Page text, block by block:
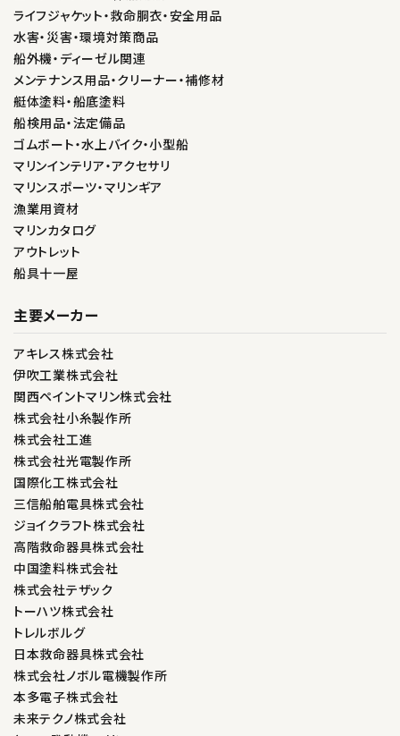
ライフジャケット・救命胴衣・安全用品
水害・災害・環境対策商品
船外機・ディーゼル関連
メンテナンス用品・クリーナー・補修材
艇体塗料・船底塗料
船検用品・法定備品
ゴムボート・水上バイク・小型船
マリンインテリア・アクセサリ
マリンスポーツ・マリンギア
漁業用資材
マリンカタログ
アウトレット
船具十一屋
主要メーカー
アキレス株式会社
伊吹工業株式会社
関西ペイントマリン株式会社
株式会社小糸製作所
株式会社工進
株式会社光電製作所
国際化工株式会社
三信船舶電具株式会社
ジョイクラフト株式会社
高階救命器具株式会社
中国塗料株式会社
株式会社テザック
トーハツ株式会社
トレルボルグ
日本救命器具株式会社
株式会社ノボル電機製作所
本多電子株式会社
未来テクノ株式会社